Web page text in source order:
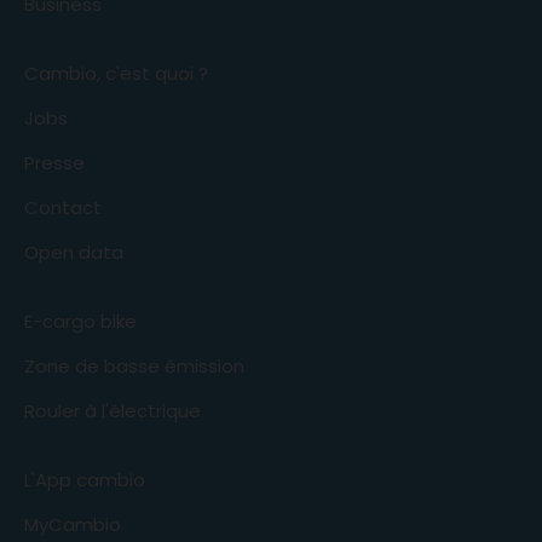
Cambio, c'est quoi ?
Jobs
Presse
Contact
Open data
E-cargo bike
Zone de basse émission
Rouler à l'électrique
L'App cambio
MyCambio